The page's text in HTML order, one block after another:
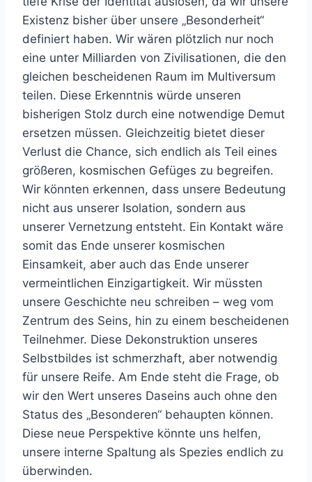
Existenz bisher über unsere „Besonderheit“
definiert haben. Wir wären plötzlich nur noch
eine unter Milliarden von Zivilisationen, die den
gleichen bescheidenen Raum im Multiversum
teilen. Diese Erkenntnis würde unseren
bisherigen Stolz durch eine notwendige Demut
ersetzen müssen. Gleichzeitig bietet dieser
Verlust die Chance, sich endlich als Teil eines
größeren, kosmischen Gefüges zu begreifen.
Wir könnten erkennen, dass unsere Bedeutung
nicht aus unserer Isolation, sondern aus
unserer Vernetzung entsteht. Ein Kontakt wäre
somit das Ende unserer kosmischen
Einsamkeit, aber auch das Ende unserer
vermeintlichen Einzigartigkeit. Wir müssten
unsere Geschichte neu schreiben – weg vom
Zentrum des Seins, hin zu einem bescheidenen
Teilnehmer. Diese Dekonstruktion unseres
Selbstbildes ist schmerzhaft, aber notwendig
für unsere Reife. Am Ende steht die Frage, ob
wir den Wert unseres Daseins auch ohne den
Status des „Besonderen“ behaupten können.
Diese neue Perspektive könnte uns helfen,
unsere interne Spaltung als Spezies endlich zu
überwinden.